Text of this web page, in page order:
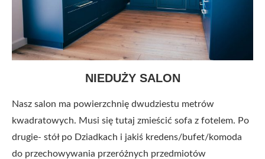
NIEDUŻY SALON
Nasz salon ma powierzchnię dwudziestu metrów
kwadratowych. Musi się tutaj zmieścić sofa z fotelem. Po
drugie- stół po Dziadkach i jakiś kredens/bufet/komoda
do przechowywania przeróżnych przedmiotów